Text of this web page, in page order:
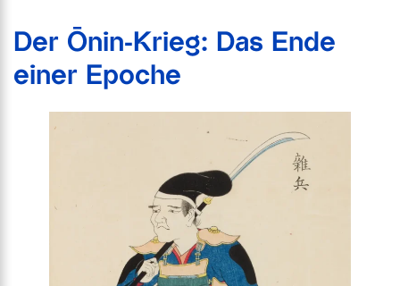
Der Ōnin-Krieg: Das Ende
einer Epoche